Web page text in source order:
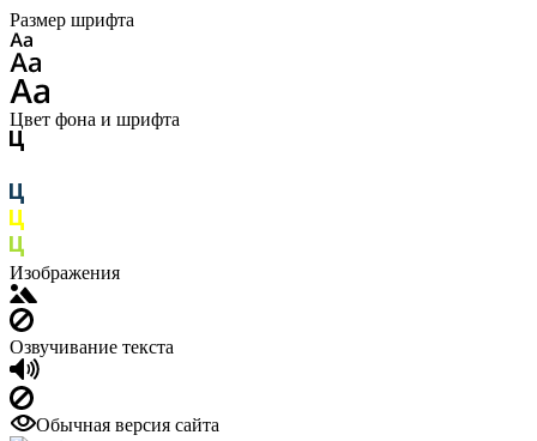
Размер шрифта
Цвет фона и шрифта
Изображения
Озвучивание текста
Обычная версия сайта